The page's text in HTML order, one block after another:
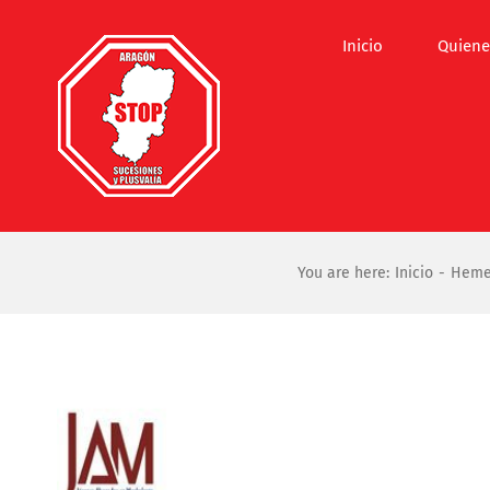
contenido
Inicio
You are here: Inicio
imagen
más